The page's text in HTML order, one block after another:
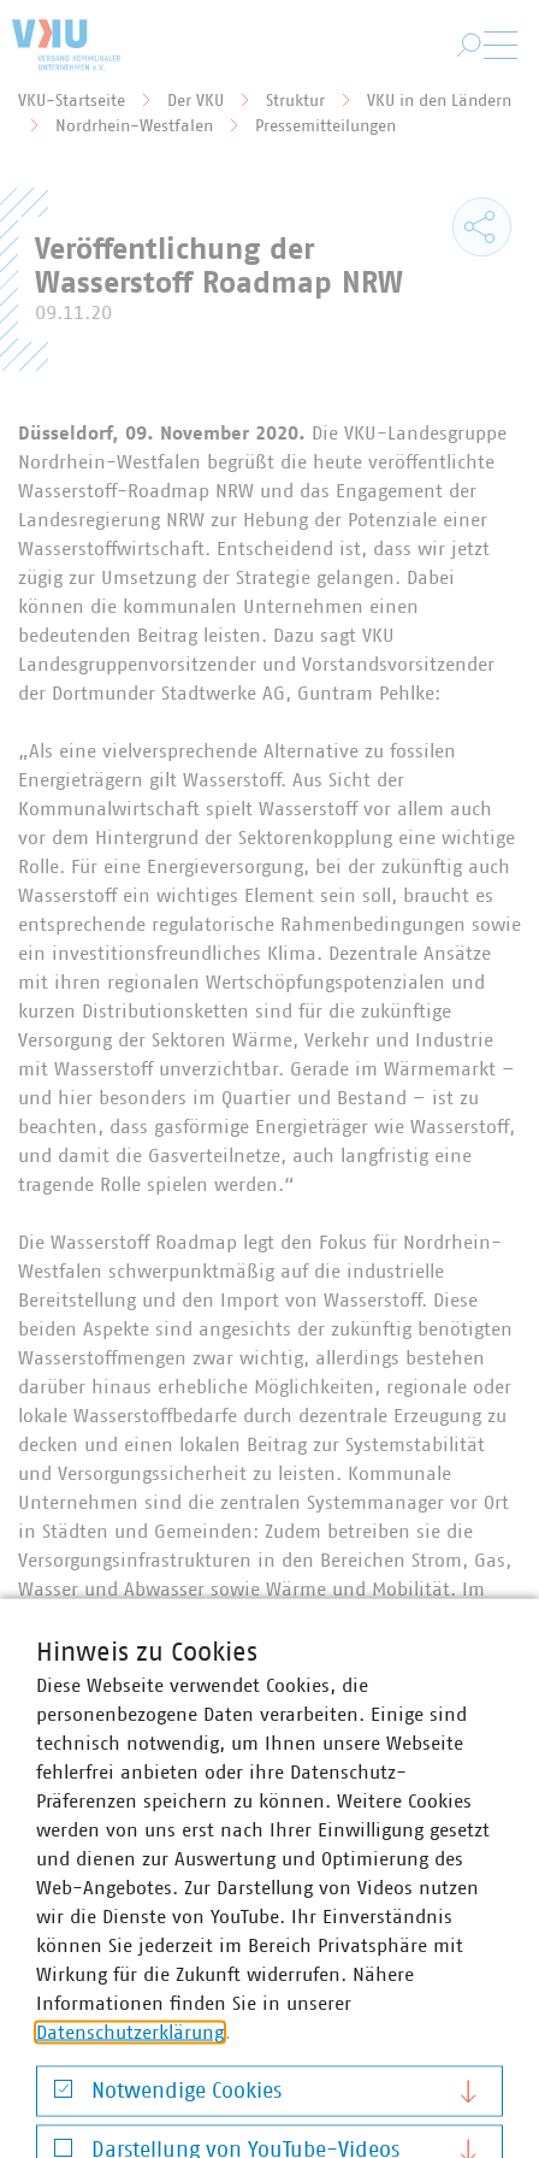
Sie befinden sich hier:
VKU-Startseite Der VKU Struktur
VKU in den Ländern
Nordrhein-Westfalen
Pressemitteilungen
Veröffentlichung der
Wasserstoff Roadmap NRW
09.11.20
Düsseldorf, 09. November 2020. Die VKU-Landesgruppe
Nordrhein-Westfalen begrüßt die heute veröffentlichte
Wasserstoff-Roadmap NRW und das Engagement der
Landesregierung NRW zur Hebung der Potenziale einer
Wasserstoffwirtschaft. Entscheidend ist, dass wir jetzt
zügig zur Umsetzung der Strategie gelangen. Dabei
können die kommunalen Unternehmen einen
bedeutenden Beitrag leisten. Dazu sagt VKU
Landesgruppenvorsitzender und Vorstandsvorsitzender
der Dortmunder Stadtwerke AG, Guntram Pehlke:
„Als eine vielversprechende Alternative zu fossilen
Energieträgern gilt Wasserstoff. Aus Sicht der
Kommunalwirtschaft spielt Wasserstoff vor allem auch
vor dem Hintergrund der Sektorenkopplung eine wichtige
Rolle. Für eine Energieversorgung, bei der zukünftig auch
Wasserstoff ein wichtiges Element sein soll, braucht es
entsprechende regulatorische Rahmenbedingungen sowie
ein investitionsfreundliches Klima. Dezentrale Ansätze
mit ihren regionalen Wertschöpfungspotenzialen und
kurzen Distributionsketten sind für die zukünftige
Versorgung der Sektoren Wärme, Verkehr und Industrie
mit Wasserstoff unverzichtbar. Gerade im Wärmemarkt –
und hier besonders im Quartier und Bestand – ist zu
beachten, dass gasförmige Energieträger wie Wasserstoff,
und damit die Gasverteilnetze, auch langfristig eine
tragende Rolle spielen werden.“
Die Wasserstoff Roadmap legt den Fokus für Nordrhein-
Westfalen schwerpunktmäßig auf die industrielle
Bereitstellung und den Import von Wasserstoff. Diese
beiden Aspekte sind angesichts der zukünftig benötigten
Wasserstoffmengen zwar wichtig, allerdings bestehen
darüber hinaus erhebliche Möglichkeiten, regionale oder
lokale Wasserstoffbedarfe durch dezentrale Erzeugung zu
decken und einen lokalen Beitrag zur Systemstabilität
und Versorgungssicherheit zu leisten. Kommunale
Unternehmen sind die zentralen Systemmanager vor Ort
in Städten und Gemeinden: Zudem betreiben sie die
Versorgungsinfrastrukturen in den Bereichen Strom, Gas,
Wasser und Abwasser sowie Wärme und Mobilität. Im
Synergieeffekte zwischen den einzelnen Sektoren. Im
Hinblick auf die Anwendung und Erzeugung von
Wasserstoff dürfen diese Synergien vor allem vor dem
Hintergrund der Sektorenkopplung nicht außer Acht
gelassen werden. Praktisch sind unter Federführung oder
Beteiligung kommunaler Unternehmen einige
vielversprechende Projekte in Nordrhein-Westfalen
bereits realisiert oder in der Planung.
Die Bestrebungen der Landesregierung, alle Potentiale der
Wasserstoffwirtschaft in Deutschland zu heben, sind sehr
erfreulich. Auf regionaler Ebene bestehen erhebliche
Möglichkeiten zur Wasserstofferzeugung; diese werden
zwar angesprochen, aber noch nicht hinreichend
aufgrund seiner geografischen Lage und der
zukünftigen europäischen Wasserstoffmarkt mit einer Art
Hinweis zu Cookies
Diese Webseite verwendet Cookies, die
personenbezogene Daten verarbeiten. Einige sind
technisch notwendig, um Ihnen unsere Webseite
fehlerfrei anbieten oder ihre Datenschutz-
Präferenzen speichern zu können. Weitere Cookies
werden von uns erst nach Ihrer Einwilligung gesetzt
und dienen zur Auswertung und Optimierung des
Web-Angebotes. Zur Darstellung von Videos nutzen
wir die Dienste von YouTube. Ihr Einverständnis
können Sie jederzeit im Bereich Privatsphäre mit
Wirkung für die Zukunft widerrufen. Nähere
Informationen finden Sie in unserer
Datenschutzerklärung
Notwendige Cookies
Notwendige Cookies
Darstellung von YouTube-Videos